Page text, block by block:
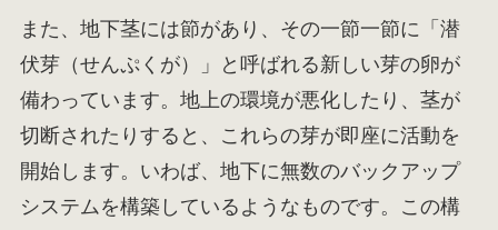
また、地下茎には節があり、その一節一節に「潜
伏芽（せんぷくが）」と呼ばれる新しい芽の卵が
備わっています。地上の環境が悪化したり、茎が
切断されたりすると、これらの芽が即座に活動を
開始します。いわば、地下に無数のバックアップ
システムを構築しているようなものです。この構